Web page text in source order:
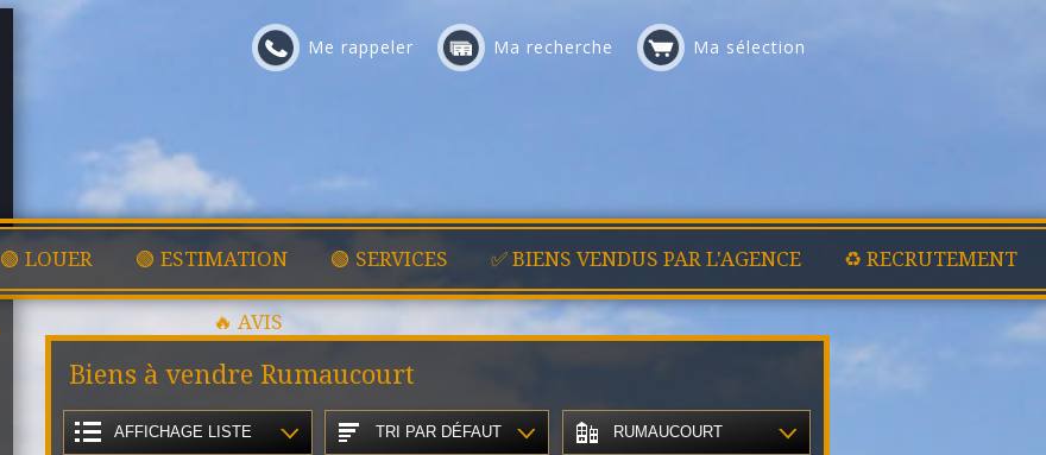
Me rappeler Ma recherche Ma sélection
🟢 LOUER 🟢 ESTIMATION 🟢 SERVICES ✅ BIENS VENDUS PAR L'AGENCE ♻️ RECRUTEMENT
🔥 AVIS
Biens à vendre Rumaucourt
AFFICHAGE LISTE TRI PAR DÉFAUT RUMAUCOURT